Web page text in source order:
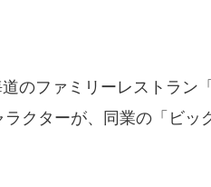
のファミリーレストラン
ラクターが、同業の「ビ